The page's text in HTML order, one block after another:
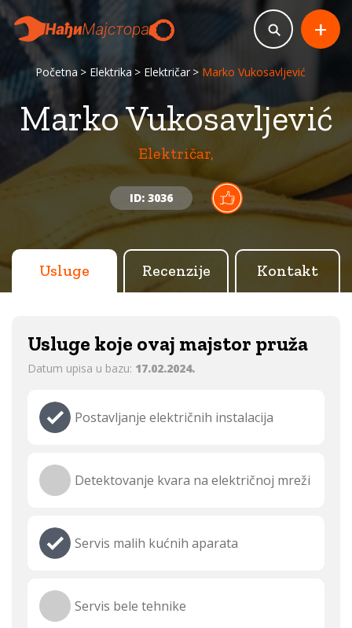
Početna Elektrika Električar Marko Vukosavljević
Marko Vukosavljević
Električar,
ID: 3036
+
Usluge Recenzije Kontakt
Usluge koje ovaj majstor pruža
Datum upisa u bazu: 17.02.2024.
Postavljanje električnih instalacija
Detektovanje kvara na električnoj mreži
Servis malih kućnih aparata
Servis bele tehnike